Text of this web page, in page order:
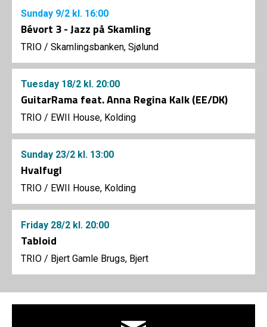
Sunday 9/2 kl. 16:00
Bévort 3 - Jazz på Skamling
TRIO / Skamlingsbanken, Sjølund
Tuesday 18/2 kl. 20:00
GuitarRama feat. Anna Regina Kalk (EE/DK)
TRIO / EWII House, Kolding
Sunday 23/2 kl. 13:00
Hvalfugl
TRIO / EWII House, Kolding
Friday 28/2 kl. 20:00
Tabloid
TRIO / Bjert Gamle Brugs, Bjert